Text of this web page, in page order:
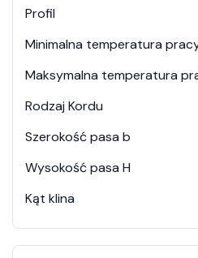
Profil
Minimalna temperatura
Maksymalna temperatura
Rodzaj Kordu
Szerokość pasa b
Wysokość pasa H
Kąt klina